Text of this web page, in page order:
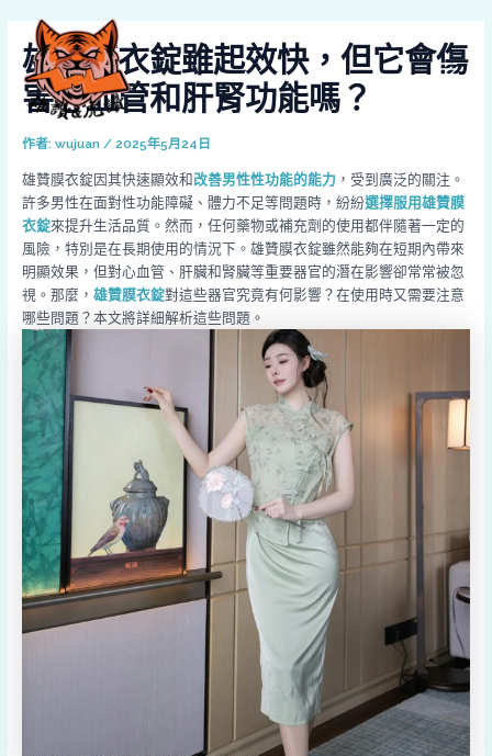
雄贊膜衣錠雖起效快，但它會傷
害心血管和肝腎功能嗎？
作者: wujuan / 2025年5月24日
雄贊膜衣錠因其快速顯效和 改善男性性功能的能力 ，受到廣泛的關注。
許多男性在面對性功能障礙、體力不足等問題時，紛紛選擇服用雄贊膜
衣錠來提升生活品質。然而，任何藥物或補充劑的使用都伴隨著一定的
風險，特別是在長期使用的情況下。雄贊膜衣錠雖然能夠在短期內帶來
明顯效果，但對心血管、肝臟和腎臟等重要器官的潛在影響卻常常被忽
視。那麼， 雄贊膜衣錠對這些器官究竟有何影響？在使用時又需要注意
哪些問題？本文將詳細解析這些問題。
navigation